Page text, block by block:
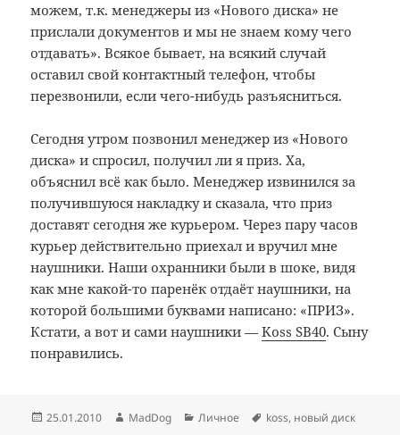
можем, т.к. менеджеры из «Нового диска» не
прислали документов и мы не знаем кому чего
отдавать». Всякое бывает, на всякий случай
оставил свой контактный телефон, чтобы
перезвонили, если чего-нибудь разъясниться.
Сегодня утром позвонил менеджер из «Нового
диска» и спросил, получил ли я приз. Ха,
объяснил всё как было. Менеджер извинился за
получившуюся накладку и сказала, что приз
доставят сегодня же курьером. Через пару часов
курьер действительно приехал и вручил мне
наушники. Наши охранники были в шоке, видя
как мне какой-то паренёк отдаёт наушники, на
которой большими буквами написано: «ПРИЗ».
Кстати, а вот и сами наушники —Koss SB40. Сыну
понравились.
Опубликовано
25.01.2010 Автор
MadDog Рубрики
Личное Метки
koss, новый диск